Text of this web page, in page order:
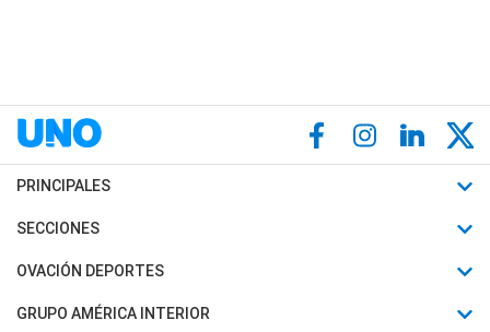
PRINCIPALES
Últimas Noticias
Política
SECCIONES
Horóscopo
Motores
OVACIÓN DEPORTES
Fútbol
GRUPO AMÉRICA INTERIOR